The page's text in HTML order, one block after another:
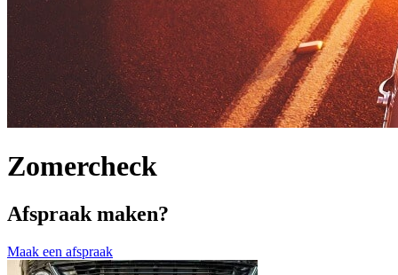
Zomercheck
Afspraak maken?
Maak een afspraak